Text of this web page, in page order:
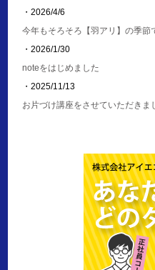
・2026/4/6
今年もそろそろ【羽アリ】の季節
・2026/1/30
noteをはじめました
・2025/11/13
お片づけ講座をさせていただきま